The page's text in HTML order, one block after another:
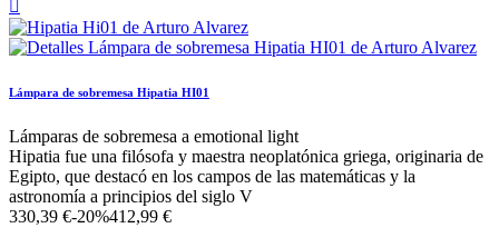

Lámpara de sobremesa Hipatia HI01
Lámparas de sobremesa a emotional light
Hipatia fue una filósofa y maestra neoplatónica griega, originaria de
Egipto, que destacó en los campos de las matemáticas y la
astronomía a principios del siglo V
330,39 €-20%412,99 €